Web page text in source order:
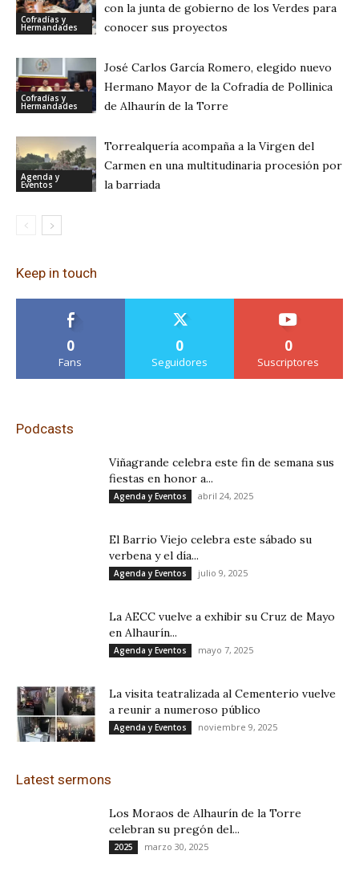
Cofradías y
Hermandades
con la junta de gobierno de los Verdes para
conocer sus proyectos
Cofradías y
Hermandades
José Carlos García Romero, elegido nuevo
Hermano Mayor de la Cofradía de Pollinica
de Alhaurín de la Torre
Agenda y
Eventos
Torrealquería acompaña a la Virgen del
Carmen en una multitudinaria procesión por
la barriada
Keep in touch
0
Fans
0
Seguidores
0
Suscriptores
Podcasts
Viñagrande celebra este fin de semana sus
fiestas en honor a...
Agenda y Eventos abril 24, 2025
El Barrio Viejo celebra este sábado su
verbena y el día...
Agenda y Eventos julio 9, 2025
La AECC vuelve a exhibir su Cruz de Mayo
en Alhaurín...
Agenda y Eventos mayo 7, 2025
La visita teatralizada al Cementerio vuelve
a reunir a numeroso público
Agenda y Eventos noviembre 9, 2025
Latest sermons
Los Moraos de Alhaurín de la Torre
celebran su pregón del...
2025 marzo 30, 2025